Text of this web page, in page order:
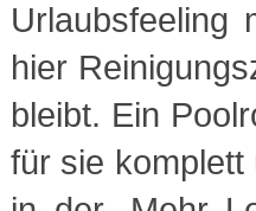
hier
bleibt. Ein
für sie komplett